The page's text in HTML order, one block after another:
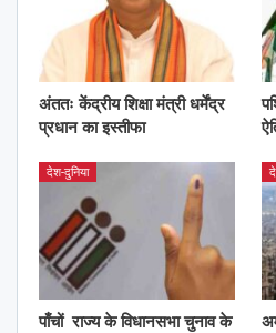
अंततः केंद्रीय शिक्षा मंत्री धर्मेंद्र
प्रधान का इस्तीफा
देश-दुनिया
पाँचों राज्य के विधानसभा चुनाव के